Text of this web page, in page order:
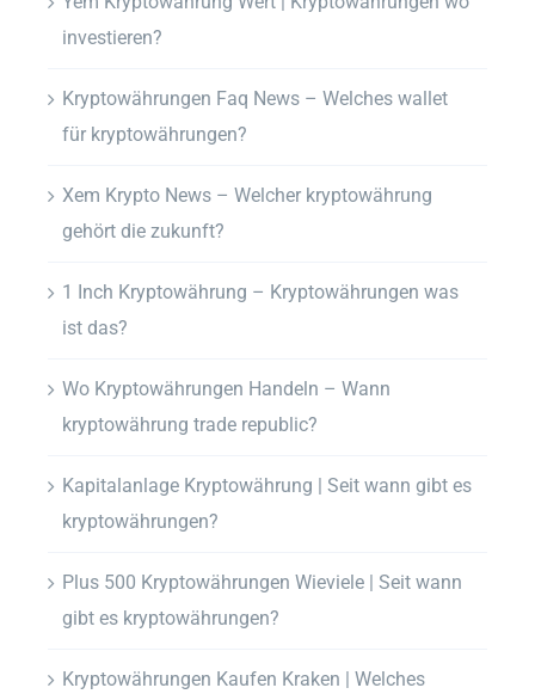
investieren?
Kryptowährungen Faq News – Welches wallet
für kryptowährungen?
Xem Krypto News – Welcher kryptowährung
gehört die zukunft?
1 Inch Kryptowährung – Kryptowährungen was
ist das?
Wo Kryptowährungen Handeln – Wann
kryptowährung trade republic?
Kapitalanlage Kryptowährung | Seit wann gibt es
kryptowährungen?
Plus 500 Kryptowährungen Wieviele | Seit wann
gibt es kryptowährungen?
Kryptowährungen Kaufen Kraken | Welches